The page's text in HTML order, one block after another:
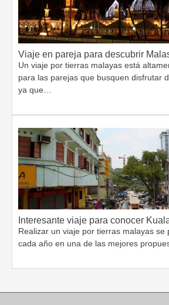
Viaje en pareja para descubrir
Un viaje por tierras malayas está
para las parejas que busquen disfrutar
ya que…
Interesante viaje para conocer
Realizar un viaje por tierras malayas se
cada año en una de las mejores